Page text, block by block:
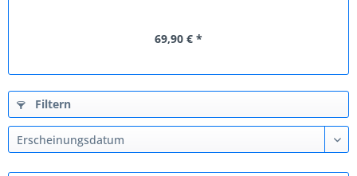
69,90 € *
Filtern